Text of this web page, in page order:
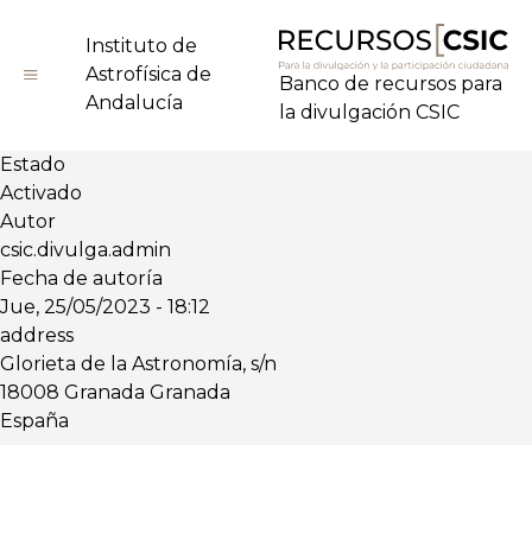
contenido
Instituto de
Astrofísica de
Andalucía
Banco de recursos para
la divulgación CSIC
Estado
Activado
Autor
csic.divulga.admin
Fecha de autoría
Jue, 25/05/2023 - 18:12
address
Glorieta de la Astronomía, s/n
18008 Granada Granada
España